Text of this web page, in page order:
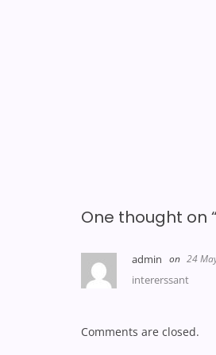
One thought on “
admin 24
intererssant
Comments are closed.